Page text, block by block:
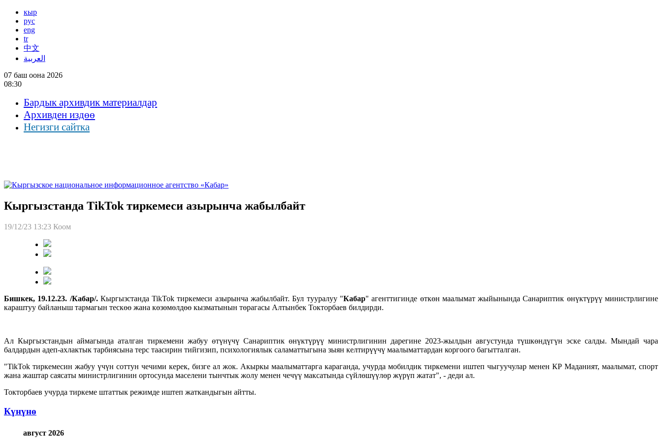
кыр
рус
eng
tr
中文
العربية
07 баш оона 2026
08:30
Бардык архивдик материалдар
Архивден издөө
Негизги сайтка
Кыргызстанда TikTok тиркемеси азырынча жабылбайт
19/12/23 13:23 Коом
Бишкек, 19.12.23. /Кабар/. Кыргызстанда TikTok тиркемеси азырынча жабылбайт. Бул тууралуу "Кабар" агенттигинде өткөн маалымат жыйынында Санариптик өнүктүрүү министрлигине
караштуу байланыш тармагын тескөө жана көзөмөлдөө кызматынын төрагасы Алтынбек Токторбаев билдирди.
Ал Кыргызстандын аймагында аталган тиркемени жабуу өтүнүчү Санариптик өнүктүрүү министрлигинин дарегине 2023-жылдын августунда түшкөндүгүн эске салды. Мындай чара
балдардын адеп-ахлактык тарбиясына терс таасирин тийгизип, психологиялык саламаттыгына зыян келтирүүчү маалыматтардан коргоого багытталган.
"TikTok тиркемесин жабуу үчүн соттун чечими керек, бизге ал жок. Акыркы маалыматтарга караганда, учурда мобилдик тиркемени иштеп чыгуучулар менен КР Маданият, маалымат, спорт
жана жаштар саясаты министрлигинин ортосунда маселени тынчтык жолу менен чечүү максатында сүйлөшүүлөр жүрүп жатат", - деди ал.
Токторбаев учурда тиркеме штаттык режимде иштеп жаткандыгын айтты.
Күнүнө
август 2026